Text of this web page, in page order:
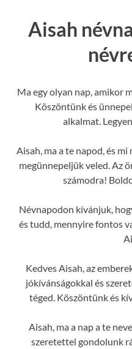
Aisah
Ma egy olyan nap, amikor
Köszöntünk és
alkalmat.
Aisah, ma a te napod, és
megünnepeljük veled. Az
számodra!
Névnapodon kívánjuk,
és tudd, mennyire fontos
Kedves Aisah, az
jókívánságokkal és
téged. Köszöntünk és
Aisah, ma a nap a te
szeretettel gondolunk